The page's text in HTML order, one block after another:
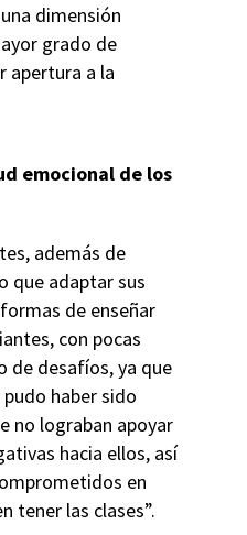
dimensión
grado de
apertura a la
emocional de los
además de
que adaptar sus
de enseñar
con pocas
de desafíos, ya que
haber sido
no lograban apoyar
hacia ellos, así
en
tener las clases”.